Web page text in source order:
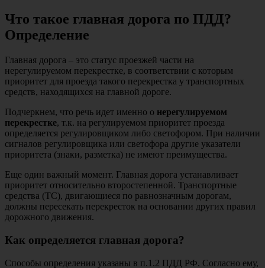
Что такое главная дорога по ПДД?
Определение
Главная дорога – это статус проезжей части на
нерегулируемом перекрестке, в соответствии с которым
приоритет для проезда такого перекрестка у транспортных
средств, находящихся на главной дороге.
Подчеркнем, что речь идет именно о нерегулируемом
перекрестке, т.к. на регулируемом приоритет проезда
определяется регулировщиком либо светофором. При наличии
сигналов регулировщика или светофора другие указатели
приоритета (знаки, разметка) не имеют преимущества.
Еще один важный момент. Главная дорога устанавливает
приоритет относительно второстепенной. Транспортные
средства (ТС), двигающиеся по равнозначным дорогам,
должны пересекать перекресток на основании других правил
дорожного движения.
Как определяется главная дорога?
Способы определения указаны в п.1.2 ПДД РФ. Согласно ему,